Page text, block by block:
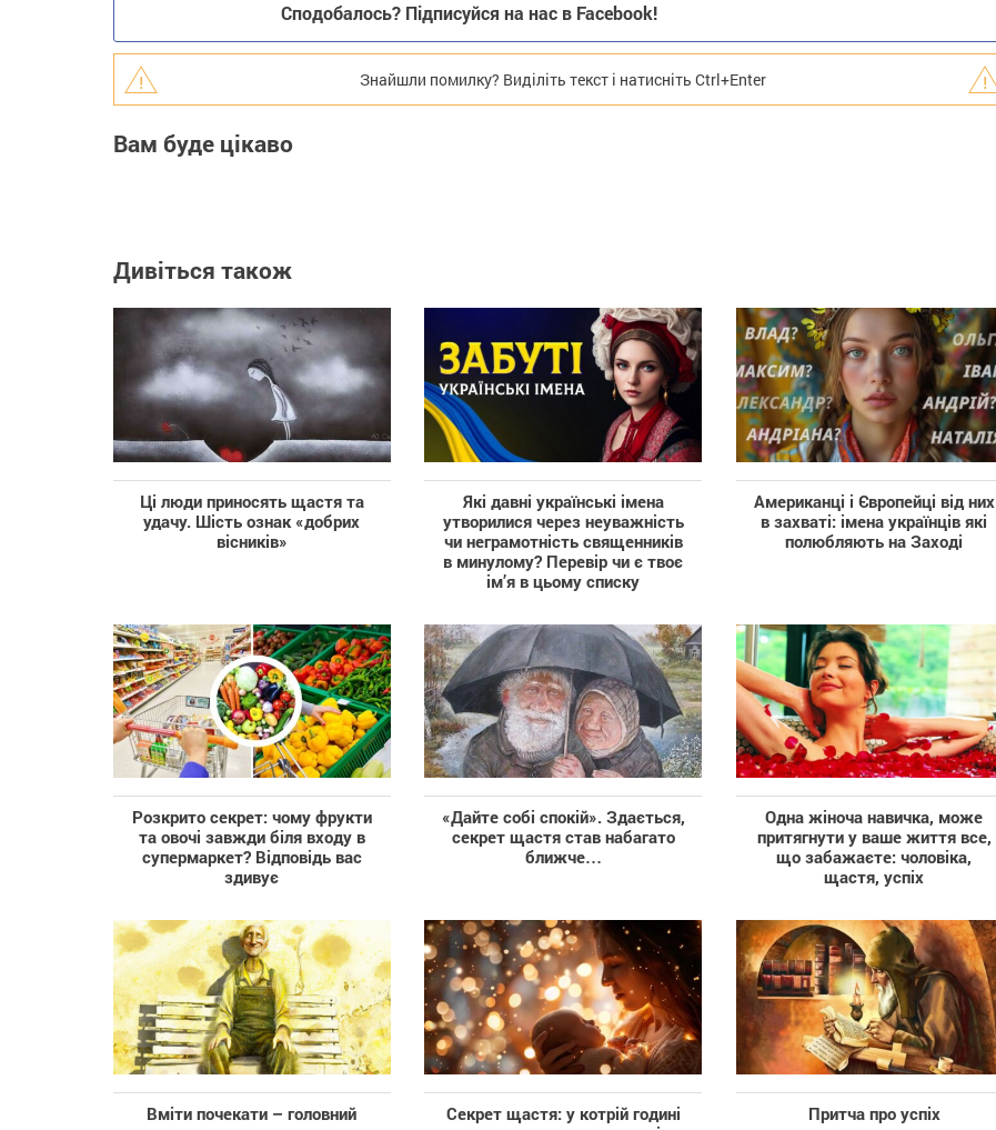
Сподобалось? Підписуйся на нас в Facebook!
Знайшли помилку? Виділіть текст і натисніть Ctrl+Enter
Вам буде цікаво
Дивіться також
Ці люди приносять щастя та
удачу. Шість ознак «добрих
вісників»
Які давні українські імена
утворилися через неуважність
чи неграмотність священників
в минулому? Перевір чи є твоє
ім’я в цьому списку
Американці і Європейці від них
в захваті: імена українців які
полюбляють на Заході
Розкрито секрет: чому фрукти
та овочі завжди біля входу в
супермаркет? Відповідь вас
здивує
«Дайте собі спокій». Здається,
секрет щастя став набагато
ближче…
Одна жіноча навичка, може
притягнути у ваше життя все,
що забажаєте: чоловіка,
щастя, успіх
Вміти почекати – головний
Секрет щастя: у котрій годині
Притча про успіх